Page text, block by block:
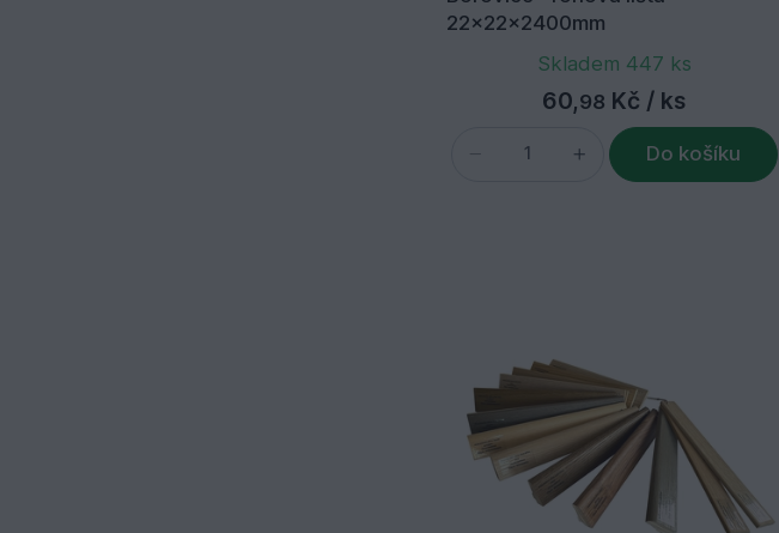
22x22x2400mm
Skladem 447 ks
60,98 Kč / ks
Do košíku